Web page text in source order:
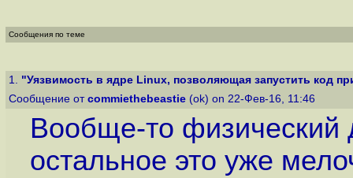
Сообщения по теме
1. "Уязвимость в ядре Linux, позволяющая запустить код
Сообщение от commiethebeastie (ok) on 22-Фев-16, 11:46
Вообще-то физический
остальное это уже